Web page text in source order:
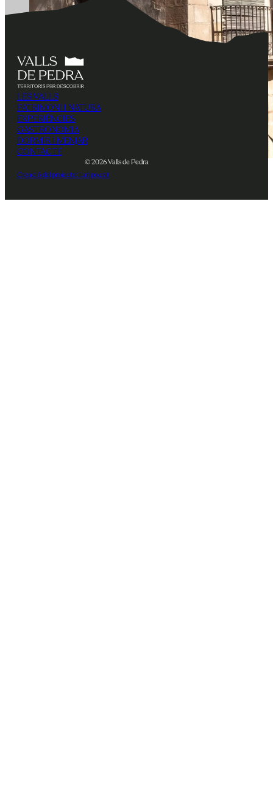
LES VALLS
PATRIMONI I NATURA
EXPERIÈNCIES
GASTRONOMIA
DORMIR I MENJAR
CONTACTE
© 2026 Valls de Pedra
Creació del projecte: Latipo.cat